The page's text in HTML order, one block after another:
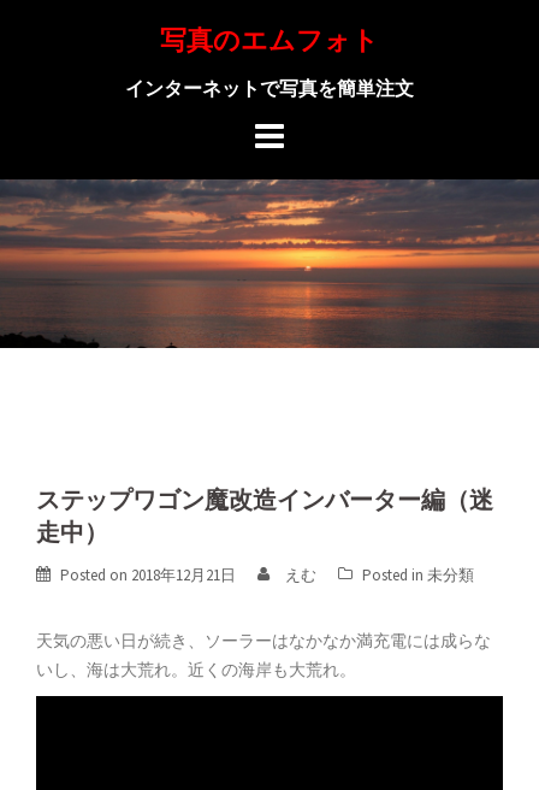
写真のエムフォト
インターネットで写真を簡単注文
ステップワゴン魔改造インバーター編（迷
走中）
Posted on 2018年12月21日 えむ Posted in 未分類
天気の悪い日が続き、ソーラーはなかなか満充電には成らな
いし、海は大荒れ。近くの海岸も大荒れ。